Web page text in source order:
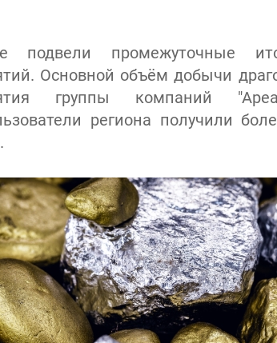
подвели промежуточные
Основной объём добычи
группы компаний
региона получили